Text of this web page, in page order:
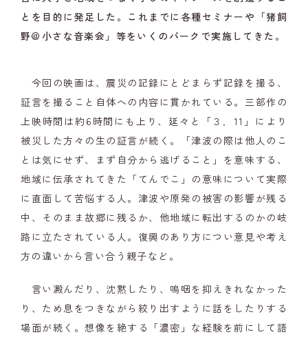
とを目的に発足した。これまでに各種セミナーや「猪飼
野＠小さな音楽会」等をいくのパークで実施してきた。
今回の映画は、震災の記録にとどまらず記録を撮る、
証言を撮ること自体への内容に貫かれている。三部作の
上映時間は約6時間にも上り、延々と「３．11」により
被災した方々の生の証言が続く。「津波の際は他人のこ
とは気にせず、まず自分から逃げること」を意味する、
地域に伝承されてきた「てんでこ」の意味について実際
に直面して苦悩する人。津波や原発の被害の影響が残る
中、そのまま故郷に残るか、他地域に転出するのかの岐
路に立たされている人。復興のあり方につい意見や考え
方の違いから言い合う親子など。
言い澱んだり、沈黙したり、嗚咽を抑えきれなかった
り、ため息をつきながら絞り出すように話をしたりする
場面が続く。想像を絶する「濃密」な経験を前にして語